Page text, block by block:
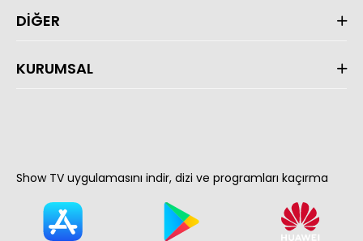
DİĞER
KURUMSAL
Show TV uygulamasını indir, dizi ve programları kaçırma